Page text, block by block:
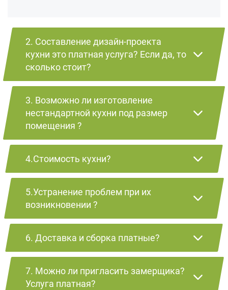
2. Составление дизайн-проекта
кухни это платная услуга? Если да, то
сколько стоит?
3. Возможно ли изготовление
нестандартной кухни под размер
помещения ?
4.Стоимость кухни?
5.Устранение проблем при их
возникновении ?
6. Доставка и сборка платные?
7. Можно ли пригласить замерщика?
Услуга платная?